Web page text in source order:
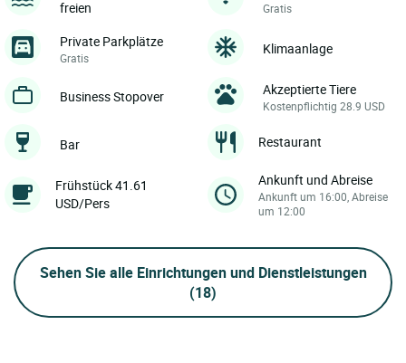
freien
Gratis
Private Parkplätze
Gratis
Klimaanlage
Business Stopover Akzeptierte Tiere
Kostenpflichtig 28.9 USD
Bar Restaurant
Frühstück 41.61
USD/Pers
Ankunft und Abreise
Ankunft um 16:00, Abreise
um 12:00
Sehen Sie alle Einrichtungen und Dienstleistungen
(18)